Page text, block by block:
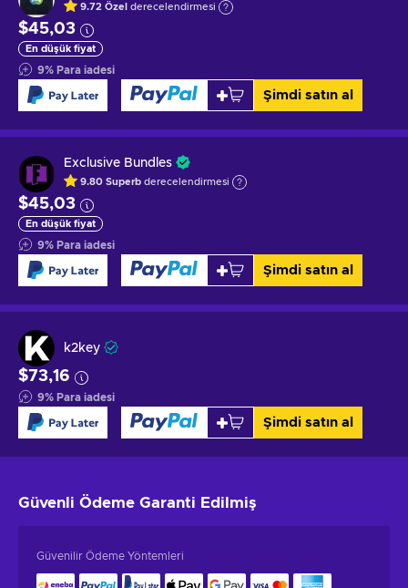
9.72 Özel derecelendirmesi
$45,03
En düşük fiyat
9% Para iadesi
Şimdi satın al
Exclusive Bundles
9.80 Superb derecelendirmesi
$45,03
En düşük fiyat
9% Para iadesi
Şimdi satın al
k2key
$73,16
9% Para iadesi
Şimdi satın al
Güvenli Ödeme Garanti Edilmiş
Güvenilir Ödeme Yöntemleri